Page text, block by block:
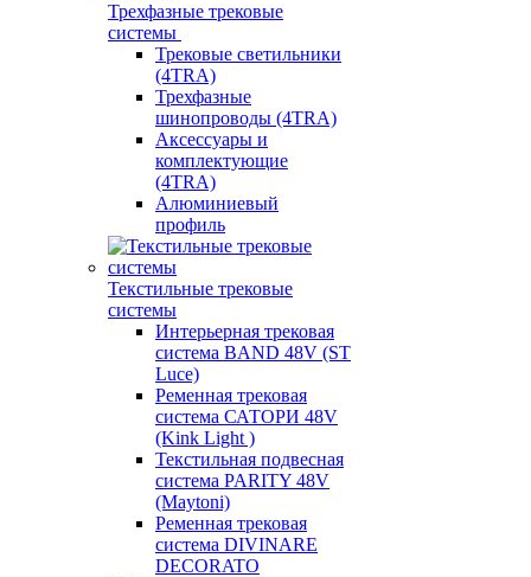
Трехфазные трековые
системы
Трековые светильники
(4TRA)
Трехфазные
шинопроводы (4TRA)
Аксессуары и
комплектующие
(4TRA)
Алюминиевый
профиль
Текстильные трековые
системы
Интерьерная трековая
система BAND 48V (ST
Luce)
Ременная трековая
система САТОРИ 48V
(Kink Light )
Текстильная подвесная
система PARITY 48V
(Maytoni)
Ременная трековая
система DIVINARE
DECORATO